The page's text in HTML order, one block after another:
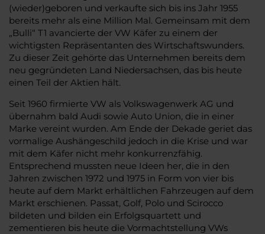
(wieder)geboren und verkaufte sich bis ins Jahr 1955
bereits mehr als eine Million Mal. Gemeinsam mit dem
„Bulli“ T1 avancierte der VW Käfer zu einem der
wichtigsten Repräsentanten des Wirtschaftswunders.
Zu dieser Zeit gehörte das Unternehmen bereits dem
neu gegründeten Land Niedersachsen, das bis heute
einen Teil der Aktien hält.
Seit 1960 firmierte VW als Volkswagenwerk AG und
übernahm bald Audi sowie Auto Union, die in einer
Marke vereint wurden. Am Ende der Dekade geriet das
vormalige Aushängeschild jedoch in die Krise und war
mit dem Käfer nicht mehr konkurrenzfähig.
Entsprechend mussten neue Ideen her, die in den
Jahren zwischen 1972 und 1975 in Form von vier bis
heute auf dem Markt erhältlichen Fahrzeugen auf dem
Markt erschienen. Passat, Golf, Polo und Scirocco
bildeten und bilden ein Erfolgsquartett und
zementieren bis heute die Vormachtstellung VWs